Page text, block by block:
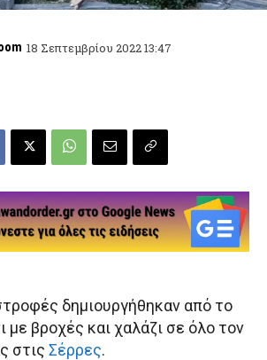
18 Σεπτεμβρίου 2022 13:47
δημιουργήθηκαν από το
με βροχές και χαλάζι σε όλο τον
στις Σέρρες.